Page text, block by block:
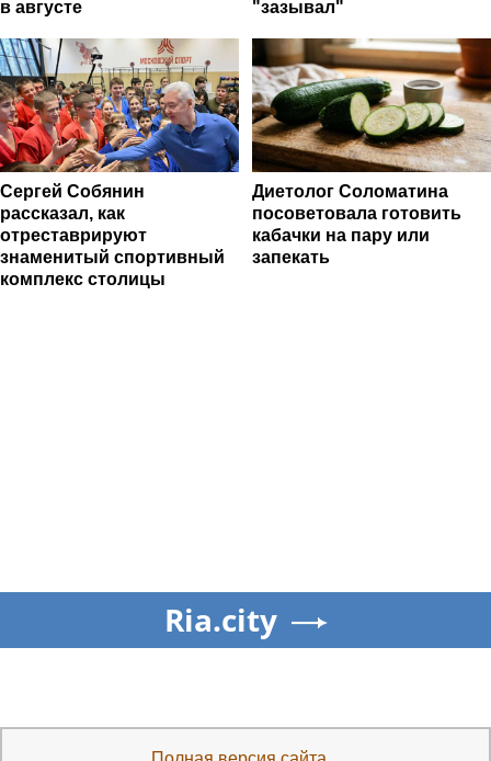
в августе
"зазывал"
Сергей Собянин
рассказал, как
отреставрируют
знаменитый спортивный
комплекс столицы
Диетолог Соломатина
посоветовала готовить
кабачки на пару или
запекать
Ria.city